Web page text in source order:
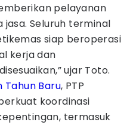
pelayanan
Seluruh terminal
siap beroperasi
kerja dan
ujar Toto.
Tahun Baru, PTP
koordinasi
termasuk